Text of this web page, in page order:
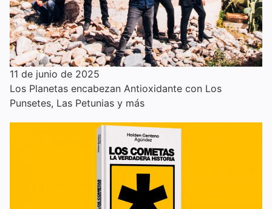
11 de junio de 2025
Los Planetas encabezan Antioxidante con Los
Punsetes, Las Petunias y más